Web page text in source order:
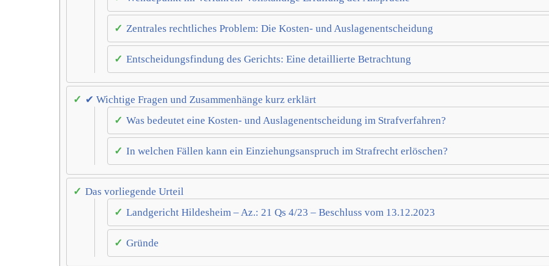
Zentrales rechtliches Problem: Die Kosten- und Auslagenentscheidung
Entscheidungsfindung des Gerichts: Eine detaillierte Betrachtung
✔ Wichtige Fragen und Zusammenhänge kurz erklärt
Was bedeutet eine Kosten- und Auslagenentscheidung im Strafverfahren?
In welchen Fällen kann ein Einziehungsanspruch im Strafrecht erlöschen?
Das vorliegende Urteil
Landgericht Hildesheim – Az.: 21 Qs 4/23 – Beschluss vom 13.12.2023
Gründe